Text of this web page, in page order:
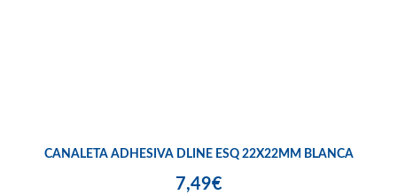
CANALETA ADHESIVA DLINE ESQ 22X22MM BLANCA
7,49€